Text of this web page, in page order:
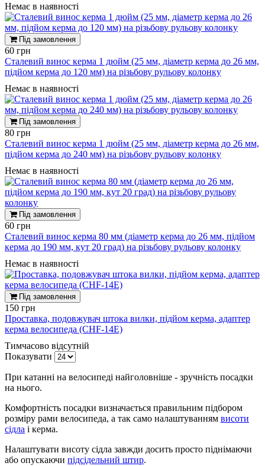
Немає в наявності
Під замовлення
60 грн
Сталевий винос керма 1 дюйм (25 мм, діаметр керма до 26 мм,
підйом керма до 120 мм) на різьбову рульову колонку
Немає в наявності
Під замовлення
80 грн
Сталевий винос керма 1 дюйм (25 мм, діаметр керма до 26 мм,
підйом керма до 240 мм) на різьбову рульову колонку
Немає в наявності
Під замовлення
60 грн
Сталевий винос керма 80 мм (діаметр керма до 26 мм, підйом
керма до 190 мм, кут 20 град) на різьбову рульову колонку
Немає в наявності
Під замовлення
150 грн
Проставка, подовжувач штока вилки, підйом керма, адаптер
керма велосипеда (CHF-14E)
Тимчасово відсутній
Показувати
При катанні на велосипеді найголовніше - зручність посадки
на нього.
Комфортність посадки визначається правильним підбором
розміру рами велосипеда, а так само налаштуванням висоти
сідла і керма.
Налаштувати висоту сідла завжди досить просто піднімаючи
або опускаючи підсідельний штир.